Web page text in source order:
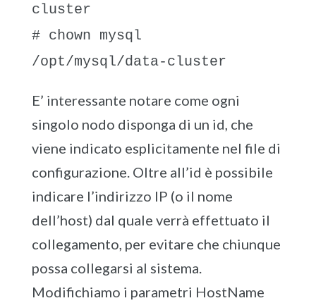
cluster
# chown mysql
/opt/mysql/data-cluster
E’ interessante notare come ogni
singolo nodo disponga di un id, che
viene indicato esplicitamente nel file di
configurazione. Oltre all’id è possibile
indicare l’indirizzo IP (o il nome
dell’host) dal quale verrà effettuato il
collegamento, per evitare che chiunque
possa collegarsi al sistema.
Modifichiamo i parametri HostName